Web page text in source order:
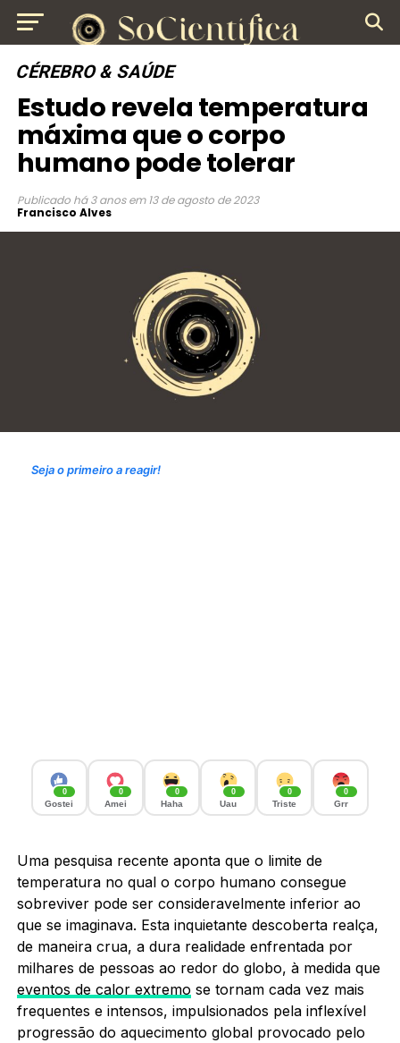
CÉREBRO & SAÚDE
Estudo revela temperatura
máxima que o corpo
humano pode tolerar
Publicado há 3 anos em 13 de agosto de 2023
Francisco Alves
Seja o primeiro a reagir!
0
Gostei
0
Amei
0
Haha
0
Uau
0
Triste
0
Grr
Uma pesquisa recente aponta que o limite de
temperatura no qual o corpo humano consegue
sobreviver pode ser consideravelmente inferior ao
que se imaginava. Esta inquietante descoberta realça,
de maneira crua, a dura realidade enfrentada por
milhares de pessoas ao redor do globo, à medida que
eventos de calor extremo se tornam cada vez mais
frequentes e intensos, impulsionados pela inflexível
progressão do aquecimento global provocado pelo